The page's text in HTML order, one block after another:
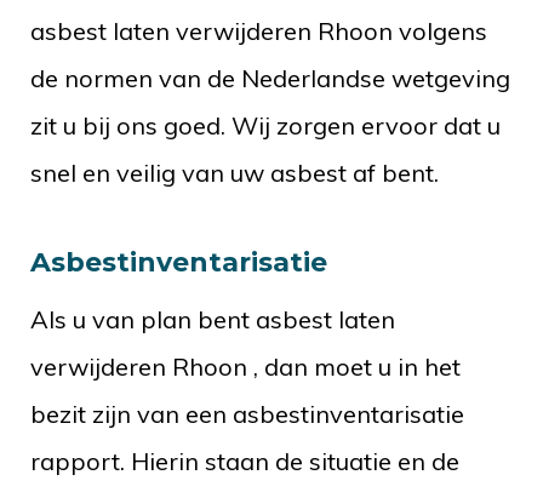
asbest laten verwijderen Rhoon volgens
de normen van de Nederlandse wetgeving
zit u bij ons goed. Wij zorgen ervoor dat u
snel en veilig van uw asbest af bent.
Asbestinventarisatie
Als u van plan bent asbest laten
verwijderen Rhoon , dan moet u in het
bezit zijn van een asbestinventarisatie
rapport. Hierin staan de situatie en de